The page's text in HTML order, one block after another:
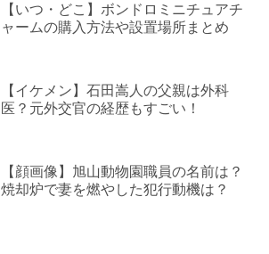
【いつ・どこ】ボンドロミニチュアチ
ャームの購入方法や設置場所まとめ
【イケメン】石田嵩人の父親は外科
医？元外交官の経歴もすごい！
【顔画像】旭山動物園職員の名前は？
焼却炉で妻を燃やした犯行動機は？